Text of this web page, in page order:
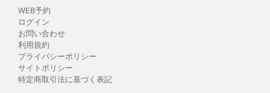
WEB予約
ログイン
お問い合わせ
利用規約
プライバシーポリシー
サイトポリシー
特定商取引法に基づく表記